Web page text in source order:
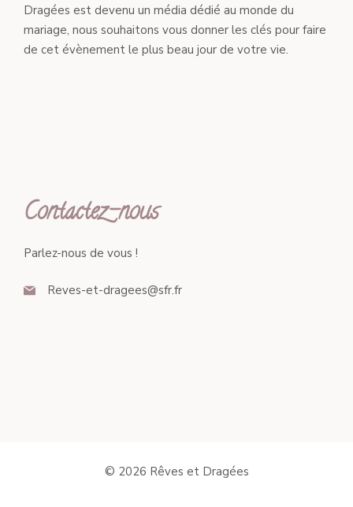
Dragées est devenu un média dédié au monde du
mariage, nous souhaitons vous donner les clés pour faire
de cet évènement le plus beau jour de votre vie.
Contactez-nous
Parlez-nous de vous !
Reves-et-dragees@sfr.fr
© 2026 Rêves et Dragées